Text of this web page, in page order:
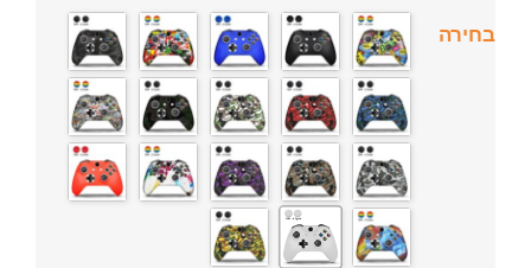
בחירה